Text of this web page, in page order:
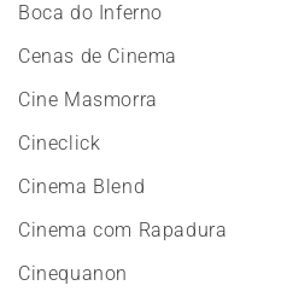
Boca do Inferno
Cenas de Cinema
Cine Masmorra
Cineclick
Cinema Blend
Cinema com Rapadura
Cinequanon